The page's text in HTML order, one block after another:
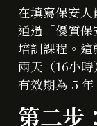
在填寫保安
通過「優質保
培訓課程。
兩天（16小
有效期為 5 年
第二步